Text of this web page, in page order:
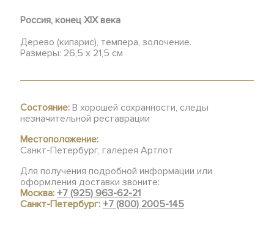
Россия, конец XIX века
Дерево (кипарис), темпера, золочение.
Размеры: 26,5 х 21,5 см
Состояние: В хорошей сохранности, следы
незначительной реставрации
Местоположение:
Санкт-Петербург, галерея Артлот
Для получения подробной информации или
оформления доставки звоните:
Москва:+7 (925) 963-62-21
Санкт-Петербург:+7 (800) 2005-145